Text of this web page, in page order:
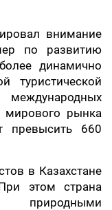
внимание
по развитию
динамично
туристической
мирового рынка
превысить 660
в Казахстане
этом страна
природными